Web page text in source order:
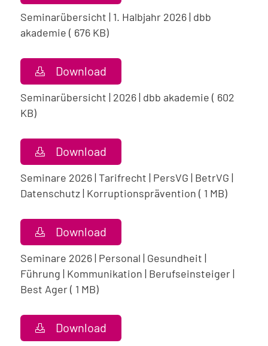
Seminarübersicht | 1. Halbjahr 2026 | dbb
akademie ( 676 KB)
Download
Seminarübersicht | 2026 | dbb akademie ( 602
KB)
Download
Seminare 2026 | Tarifrecht | PersVG | BetrVG |
Datenschutz | Korruptionsprävention ( 1 MB)
Download
Seminare 2026 | Personal | Gesundheit |
Führung | Kommunikation | Berufseinsteiger |
Best Ager ( 1 MB)
Download